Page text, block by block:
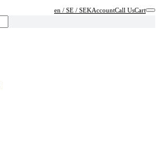
en / SE / SEKAccountCall UsCart